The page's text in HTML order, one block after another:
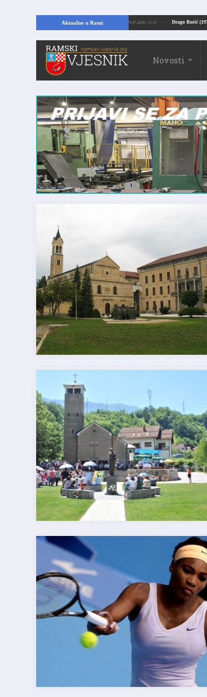
Aktualno u Rami
U RAMI: Kopajući temelje kuće, pronašao vrijedne arheološke ostatke 24.07.2026. 13:51
Novosti